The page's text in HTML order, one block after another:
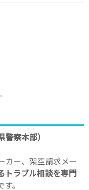
察本部）
カー、架空請求メー
トラブル相談を専門
す。